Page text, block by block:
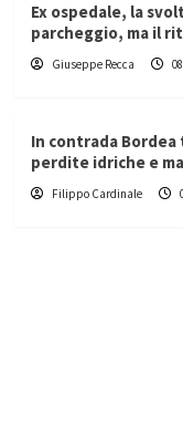
Ex ospedale, la
parcheggio, ma il
Giuseppe Recca
In contrada
perdite idriche e
Filippo Cardinale